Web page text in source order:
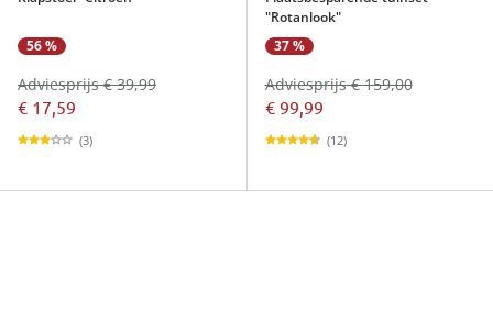
56 %
€ 17,59
Adviesprijs € 39,99
(3)
"Rotanlook"
37 %
€ 99,99
Adviesprijs € 159,00
(12)